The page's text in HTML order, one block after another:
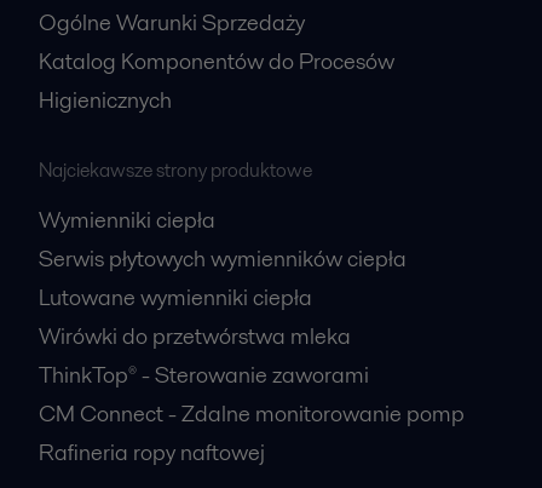
Ogólne Warunki Sprzedaży
Katalog Komponentów do Procesów
Higienicznych
Najciekawsze strony produktowe
Wymienniki ciepła
Serwis płytowych wymienników ciepła
Lutowane wymienniki ciepła
Wirówki do przetwórstwa mleka
ThinkTop® - Sterowanie zaworami
CM Connect - Zdalne monitorowanie pomp
Rafineria ropy naftowej